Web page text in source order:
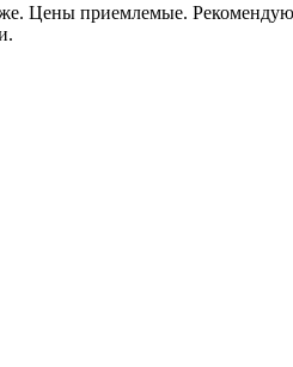
Цены приемлемые.